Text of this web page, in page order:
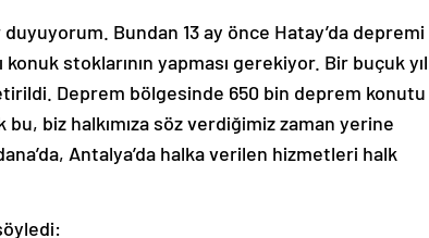
Bundan 13 ay önce Hatay’da depremi
stoklarının yapması gerekiyor. Bir buçuk yıl
Deprem bölgesinde 650 bin deprem konutu
bu, biz halkımıza söz verdiğimiz zaman yerine
Antalya’da halka verilen hizmetleri halk